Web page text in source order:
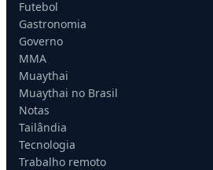
Futebol
Gastronomia
Governo
MMA
Muaythai
Muaythai no Brasil
Notas
Tailândia
Tecnologia
Trabalho remoto